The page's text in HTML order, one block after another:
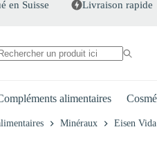
en Suisse Livraison rapide
alimentaires
Minéraux Eisen Vida